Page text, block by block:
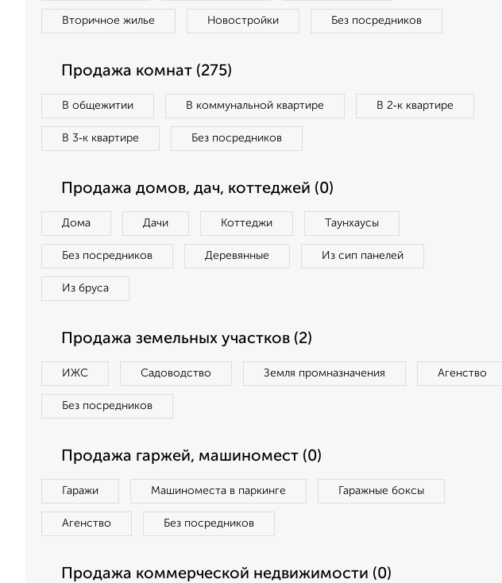
Вторичное жилье Новостройки Без посредников
Продажа комнат (275)
В общежитии В коммунальной квартире В 2‑к квартире
В 3‑к квартире Без посредников
Продажа домов, дач, коттеджей (0)
Дома Дачи Коттеджи Таунхаусы
Без посредников Деревянные Из сип панелей
Из бруса
Продажа земельных участков (2)
ИЖС Садоводство Земля промназначения Агенство
Без посредников
Продажа гаржей, машиномест (0)
Гаражи Машиноместа в паркинге Гаражные боксы
Агенство Без посредников
Продажа коммерческой недвижимости (0)